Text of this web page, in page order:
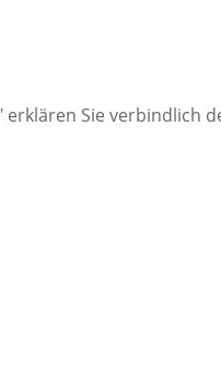
Sie verbindlich